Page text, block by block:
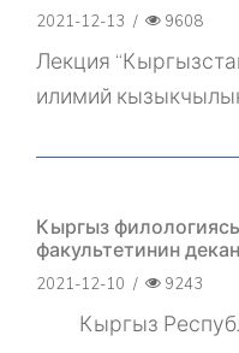
2021-12-13 / 9608
Лекция
илимий
Кыргыз
факультетинин
2021-12-10 / 9243
Кыргыз